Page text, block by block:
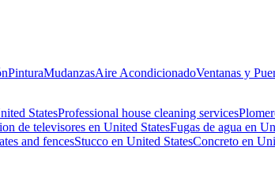
PinturaMudanzasAire AcondicionadoVentanas y
StatesProfessional house cleaning services
de televisores en United StatesFugas de agua en
and fencesStucco en United StatesConcreto en